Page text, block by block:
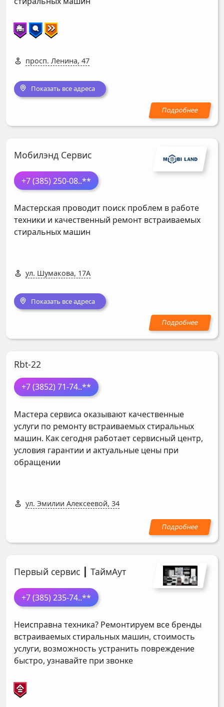
просп. Ленина, 47
Показать все адреса
Мобилэнд Сервис
+7 (385) 250-08..**
Мастерская проводит поиск проблем в работе
техники и качественный ремонт встраиваемых
стиральных машин
ул. Шумакова, 17А
Показать все адреса
Rbt-22
+7 (3852) 71-74..**
Мастера сервиса оказывают качественные
услуги по ремонту встраиваемых стиральных
машин. Как сегодня работает сервисный центр,
условия гарантии и актуальные цены при
обращении
ул. Эмилии Алексеевой, 34
Первый сервис ┃ ТаймАут
+7 (385) 235-74..**
Неисправна техника? Ремонтируем все бренды
встраиваемых стиральных машин, стоимость
услуги, возможность устранить повреждение
быстро, узнавайте при звонке